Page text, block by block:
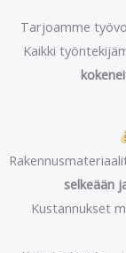
Tarjoamme
Kaikki
selkeään
Kustannukset